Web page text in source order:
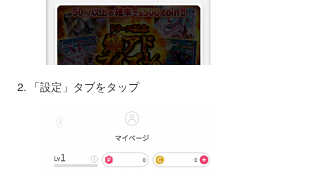
「設定」タブをタップ